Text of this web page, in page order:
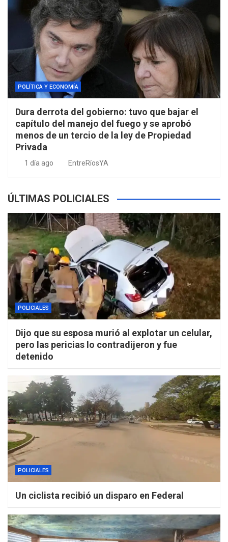
POLÍTICA Y ECONOMÍA
Dura derrota del gobierno: tuvo que bajar el
capítulo del manejo del fuego y se aprobó
menos de un tercio de la ley de Propiedad
Privada
1 día ago EntreRíosYA
ÚLTIMAS POLICIALES
POLICIALES
Dijo que su esposa murió al explotar un celular,
pero las pericias lo contradijeron y fue
detenido
POLICIALES
Un ciclista recibió un disparo en Federal